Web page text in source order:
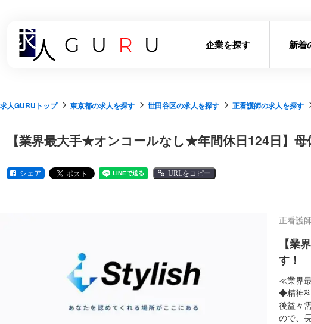
企業を探す 新着
求人GURUトップ 東京都の求人を探す 世田谷区の求人を探す 正看護師の求人を探す
【業界最大手★オンコールなし★年間休日124日】
シェア URLをコピー
正看護師
【業
す！
≪業界
◆精神
後益々
ので、